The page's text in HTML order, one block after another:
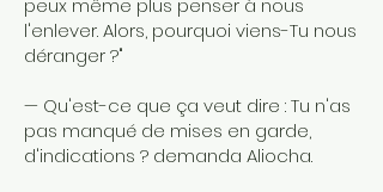
peux même plus penser à nous
l'enlever. Alors, pourquoi viens-Tu nous
déranger ?"
— Qu'est-ce que ça veut dire : Tu n'as
pas manqué de mises en garde,
d'indications ? demanda Aliocha.